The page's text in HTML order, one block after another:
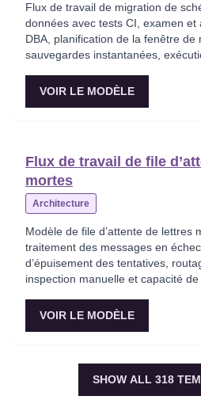
Flux de travail de migration de
données avec tests CI, examen et
DBA, planification de la fenêtre de
sauvegardes instantanées,
automatique.
VOIR LE MODÈLE
Flux de travail de file
mortes
Architecture
Modèle de file d’attente de lettres
traitement des messages en
d’épuisement des tentatives,
inspection manuelle et capacité de
VOIR LE MODÈLE
SHOW ALL 318